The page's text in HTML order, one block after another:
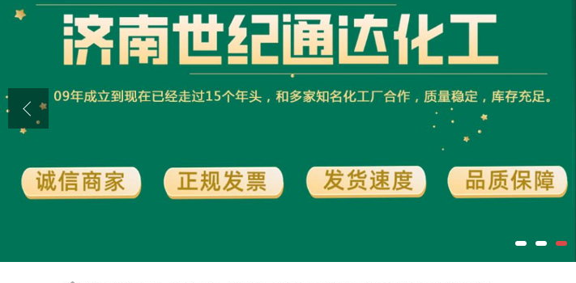
产品展厅
联系方式